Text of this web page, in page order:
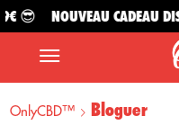
NOUVEAU CADEAU
OnlyCBD™ Bloguer